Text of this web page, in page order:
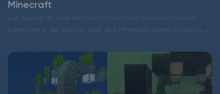
Minecraft
Der Axolotl ist eine der niedlichsten und interessantesten
Kreaturen in der bunten Welt des Minecraft Server Hostings.
wasserliebenden Haustiere. Man kann ihn nicht wie die…